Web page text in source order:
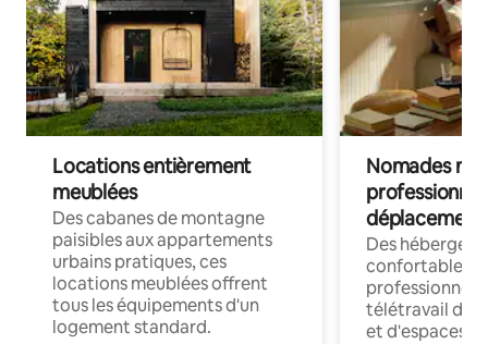
Locations entièrement
meublées
Des cabanes de montagne
paisibles aux appartements
urbains pratiques, ces
locations meublées offrent
tous les équipements d'un
logement standard.
Nomades
déplacement
Des
confortables
professionnels
télétravail
et d'espaces